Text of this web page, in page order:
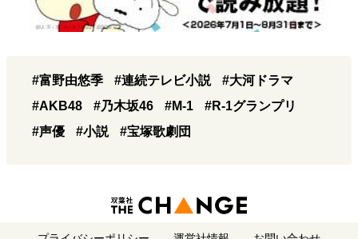
#富野由悠季 #連続テレビ小説
#大河ドラマ
#AKB48
#乃木坂46 #M-1
#R-1グランプリ
#声優
#小説 #宝塚歌劇団